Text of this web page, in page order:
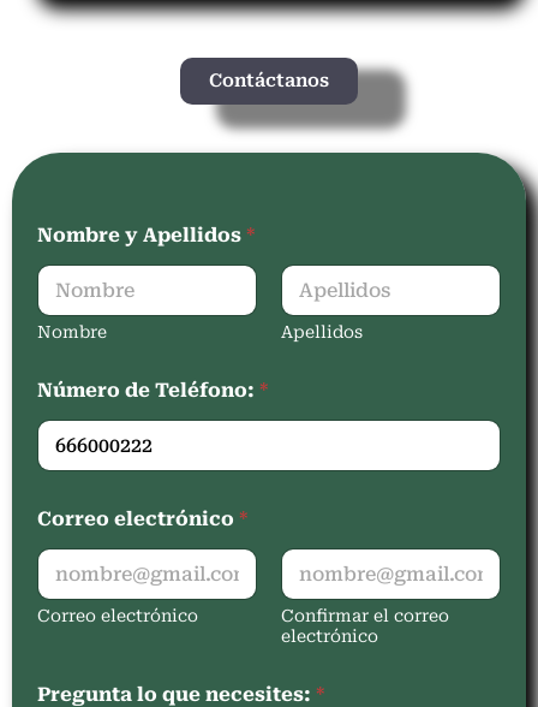
Contáctanos
Nombre y Apellidos *
Nombre Apellidos
Número de Teléfono: *
Correo electrónico *
Correo electrónico
Confirmar el correo
electrónico
Pregunta lo que necesites: *